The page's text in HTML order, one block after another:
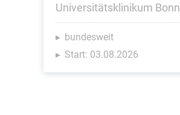
Universitätsklinikum Bonn
bundesweit
Start: 03.08.2026